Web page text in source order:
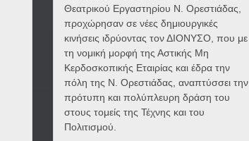
Θεατρικού Εργαστηρίου Ν. Ορεστιάδας,
προχώρησαν σε νέες δημιουργικές
κινήσεις ιδρύοντας τον ΔΙΟΝΥΣΟ, που με
τη νομική μορφή της Αστικής Μη
Κερδοσκοπικής Εταιρίας και έδρα την
πόλη της Ν. Ορεστιάδας, αναπτύσσει την
πρότυπη και πολύπλευρη δράση του
στους τομείς της Τέχνης και του
Πολιτισμού.